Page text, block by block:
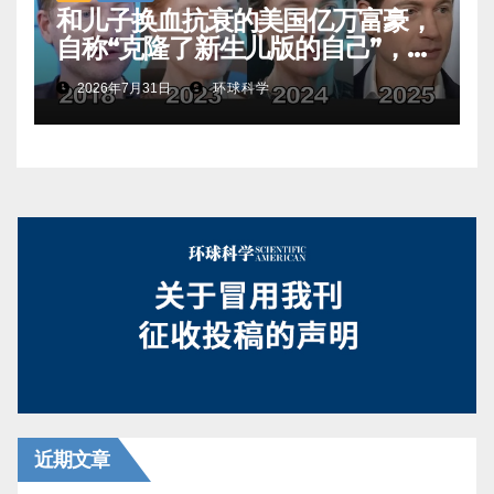
和儿子换血抗衰的美国亿万富豪，
自称“克隆了新生儿版的自己”，真
相是……
2026年7月31日 环球科学
近期文章